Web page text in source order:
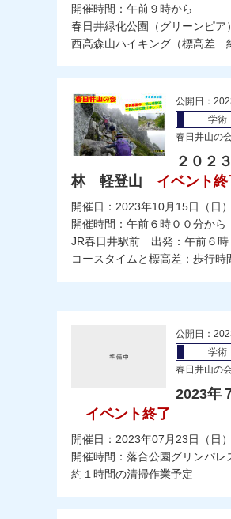
開催時間：午前９時から
春日井緑化公園（グリーンピ
西高森山ハイキング（標高差
公開日：
学術
春日井山の
２０２
林 軽登山
イベント終
開催日：2023年10月15日（日）
開催時間：午前６時００分から
JR春日井駅前 出発：午前６時
コースタイムと標高差：歩行
公開日：
学術
春日井山の
2023年
イベント終了
開催日：2023年07月23日（日）
開催時間：落合公園グリンパ
約１時間の清掃作業予定